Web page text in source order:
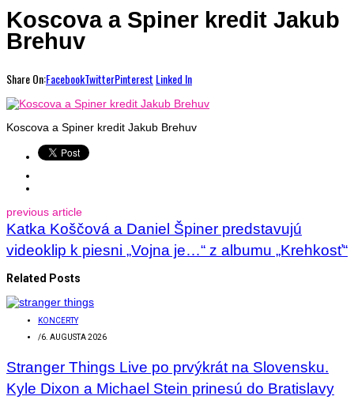
Koscova a Spiner kredit Jakub
Brehuv
Share On:FacebookTwitterPinterest Linked In
Koscova a Spiner kredit Jakub Brehuv
previous article
Katka Koščová a Daniel Špiner predstavujú
videoklip k piesni „Vojna je…“ z albumu „Krehkosť“
Related Posts
KONCERTY
/6. AUGUSTA 2026
Stranger Things Live po prvýkrát na Slovensku.
Kyle Dixon a Michael Stein prinesú do Bratislavy